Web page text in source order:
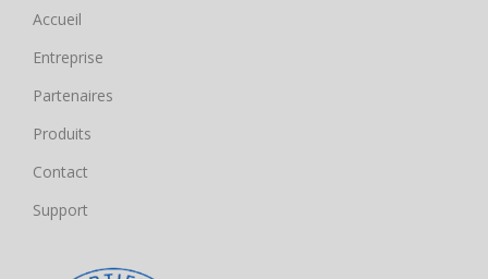
Accueil
Entreprise
Partenaires
Produits
Contact
Support